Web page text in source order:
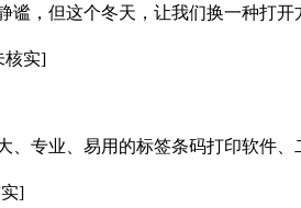
谧，但这个冬天，让我们换一种打
核实]
、专业、易用的标签条码打印软件
]